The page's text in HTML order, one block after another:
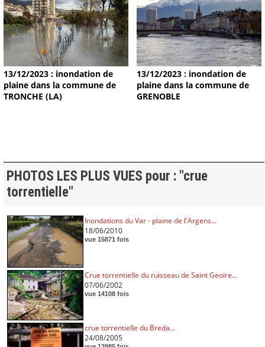
13/12/2023 : inondation de
plaine dans la commune de
TRONCHE (LA)
13/12/2023 : inondation de
plaine dans la commune de
GRENOBLE
PHOTOS LES PLUS VUES pour : "crue
torrentielle"
Inondations du Var - plaine de l'Argens...
18/06/2010
vue 15871 fois
Crue torrentielle du ruisseau de Saint Geoire...
07/06/2002
vue 14108 fois
crue torrentielle du Breda...
24/08/2005